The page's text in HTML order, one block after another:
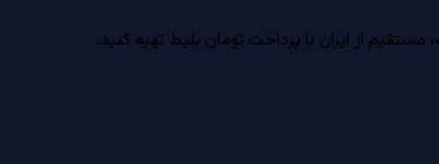
از ایران با پرداخت تومان بلیط تهیه کنید.